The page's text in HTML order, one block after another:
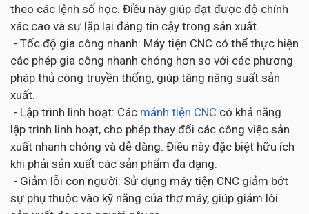
theo các lệnh số học. Điều này giúp đạt được độ chính
xác cao và sự lặp lại đáng tin cậy trong sản xuất.
- Tốc độ gia công nhanh: Máy tiện CNC có thể thực hiện
các phép gia công nhanh chóng hơn so với các phương
pháp thủ công truyền thống, giúp tăng năng suất sản
xuất.
- Lập trình linh hoạt: Các mảnh tiện CNC có khả năng
lập trình linh hoạt, cho phép thay đổi các công việc sản
xuất nhanh chóng và dễ dàng. Điều này đặc biệt hữu ích
khi phải sản xuất các sản phẩm đa dạng.
- Giảm lỗi con người: Sử dụng máy tiện CNC giảm bớt
sự phụ thuộc vào kỹ năng của thợ máy, giúp giảm lỗi